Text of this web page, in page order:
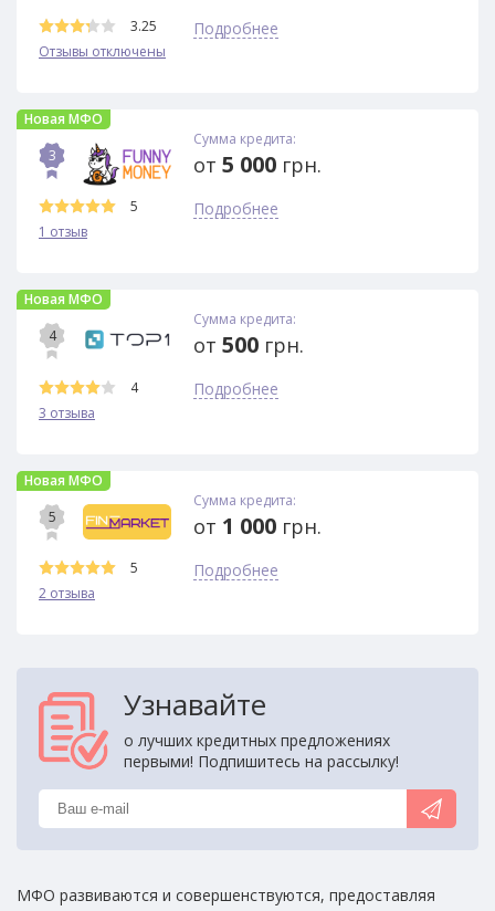
3.25
Отзывы отключены
Подробнее
Новая МФО
3
5
1 отзыв
Сумма кредита:
от 5 000 грн.
Подробнее
Новая МФО
4
4
3 отзыва
Сумма кредита:
от 500 грн.
Подробнее
Новая МФО
5
5
2 отзыва
Сумма кредита:
от 1 000 грн.
Подробнее
Узнавайте
о лучших кредитных предложениях
первыми! Подпишитесь на рассылку!
МФО развиваются и совершенствуются, предоставляя